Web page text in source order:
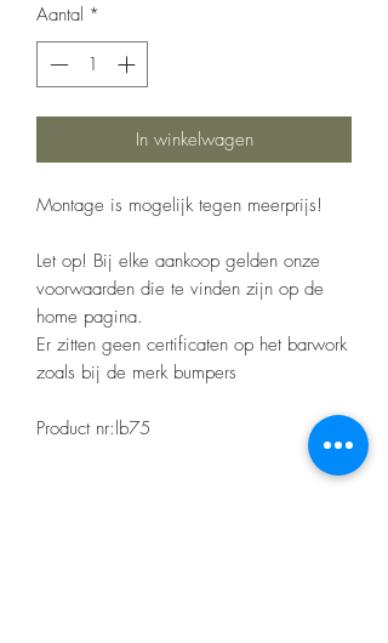
Aantal *
In winkelwagen
Montage is mogelijk tegen meerprijs!
Let op! Bij elke aankoop gelden onze
voorwaarden die te vinden zijn op de
home pagina.
Er zitten geen certificaten op het barwork
zoals bij de merk bumpers
Product nr:lb75